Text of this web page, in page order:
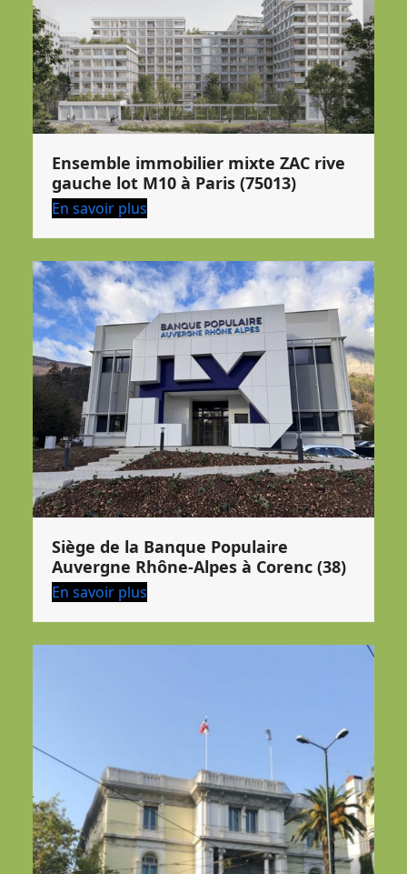
Ensemble immobilier mixte ZAC rive
gauche lot M10 à Paris (75013)
En savoir plus
Siège de la Banque Populaire
Auvergne Rhône-Alpes à Corenc (38)
En savoir plus